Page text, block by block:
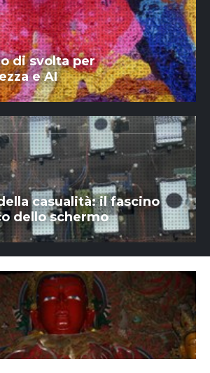
di svolta per
e AI
casualità: il fascino
dello schermo